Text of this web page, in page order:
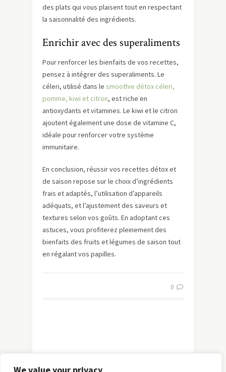
des plats qui vous plaisent tout en respectant
la saisonnalité des ingrédients.
Enrichir avec des superaliments
Pour renforcer les bienfaits de vos recettes,
pensez à intégrer des superaliments. Le
céleri, utilisé dans le smoothie détox céleri,
pomme, kiwi et citron, est riche en
antioxydants et vitamines. Le kiwi et le citron
ajoutent également une dose de vitamine C,
idéale pour renforcer votre système
immunitaire.
En conclusion, réussir vos recettes détox et
de saison repose sur le choix d’ingrédients
frais et adaptés, l’utilisation d’appareils
adéquats, et l’ajustement des saveurs et
textures selon vos goûts. En adoptant ces
astuces, vous profiterez pleinement des
bienfaits des fruits et légumes de saison tout
en régalant vos papilles.
0